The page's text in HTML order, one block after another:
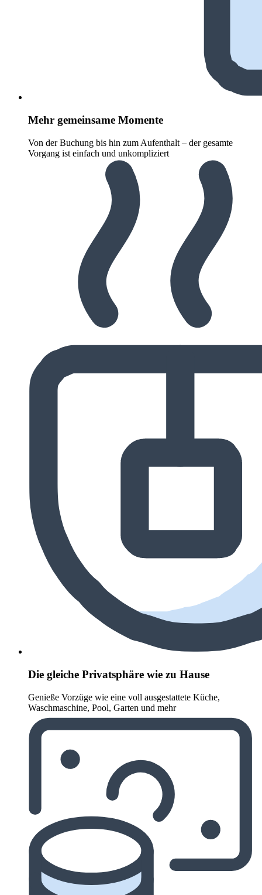
Mehr gemeinsame Momente
Von der Buchung bis hin zum Aufenthalt – der gesamte
Vorgang ist einfach und unkompliziert
Die gleiche Privatsphäre wie zu Hause
Genieße Vorzüge wie eine voll ausgestattete Küche,
Waschmaschine, Pool, Garten und mehr